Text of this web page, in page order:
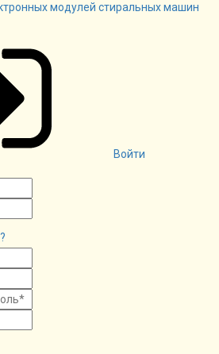
модулей стиральных машин
Войти